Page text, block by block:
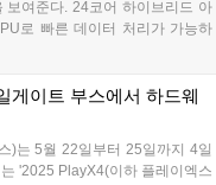
롯해 ROG Strix Z890-A 메인보
수스 제품과 브랜드 굿즈를 제공
보여준다. 24코어 하이브리드 아
로 빠른 데이터 처리가 가능하
메모리를 지원한다. ROG
형 AI 워크플로우 등 폭넓게 활
처할 수 있다....
게이트 부스에서 하드웨
)는 5월 22일부터 25일까지 4일
'2025 PlayX4(이하 플레이엑스